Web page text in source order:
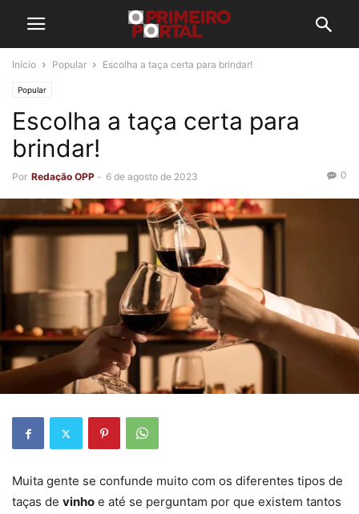
Início Popular Escolha a taça certa para brindar!
Popular
Escolha a taça certa para
brindar!
Por Redação OPP - 6 de agosto de 2023 0
Muita gente se confunde muito com os diferentes tipos de
taças de vinho e até se perguntam por que existem tantos